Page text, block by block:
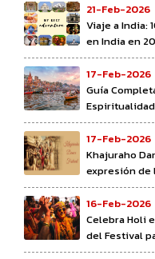
21-Feb-2026
Viaje a India:
en India en
17-Feb-2026
Guía
17-Feb-2026
Khajuraho
expresión de
16-Feb-2026
Celebra Holi
del Festival